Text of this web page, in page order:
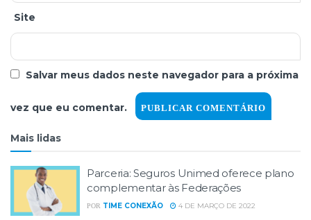
Site
Salvar meus dados neste navegador para a próxima
vez que eu comentar.
Mais lidas
Parceria: Seguros Unimed oferece plano
complementar às Federações
POR TIME CONEXÃO 4 DE MARÇO DE 2022